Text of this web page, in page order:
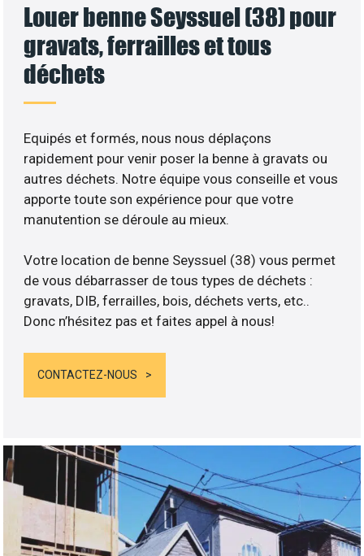
Louer benne Seyssuel (38) pour
gravats, ferrailles et tous
déchets
Equipés et formés, nous nous déplaçons
rapidement pour venir poser la benne à gravats ou
autres déchets. Notre équipe vous conseille et vous
apporte toute son expérience pour que votre
manutention se déroule au mieux.
Votre location de benne Seyssuel (38) vous permet
de vous débarrasser de tous types de déchets :
gravats, DIB, ferrailles, bois, déchets verts, etc..
Donc n’hésitez pas et faites appel à nous!
CONTACTEZ-NOUS